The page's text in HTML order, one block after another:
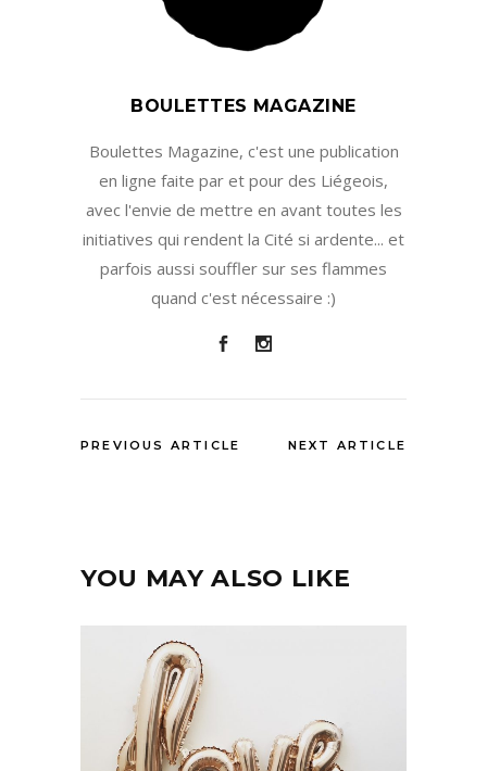
BOULETTES MAGAZINE
Boulettes Magazine, c'est une publication
en ligne faite par et pour des Liégeois,
avec l'envie de mettre en avant toutes les
initiatives qui rendent la Cité si ardente... et
parfois aussi souffler sur ses flammes
quand c'est nécessaire :)
PREVIOUS ARTICLE NEXT ARTICLE
YOU MAY ALSO LIKE